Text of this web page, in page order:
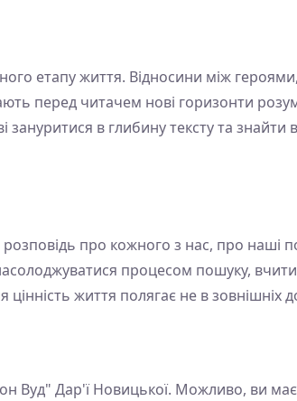
етапу життя. Відносини між героями,
перед читачем нові горизонти
в глибину тексту та знайти
про кожного з нас, про наші
процесом пошуку,
життя полягає не в зовнішніх
Вуд" Дар'ї Новицької. Можливо, ви